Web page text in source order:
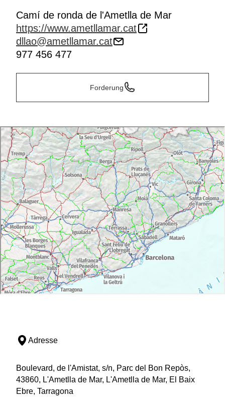
Camí de ronda de l'Ametlla de Mar
https://www.ametllamar.cat
dllao@ametllamar.cat
977 456 477
Forderung
Adresse
Boulevard, de l'Amistat, s/n, Parc del Bon Repòs,
43860, L'Ametlla de Mar, L'Ametlla de Mar, El Baix
Ebre, Tarragona